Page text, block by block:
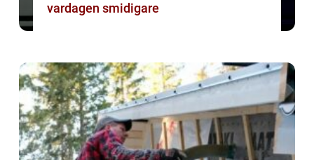
vardagen smidigare